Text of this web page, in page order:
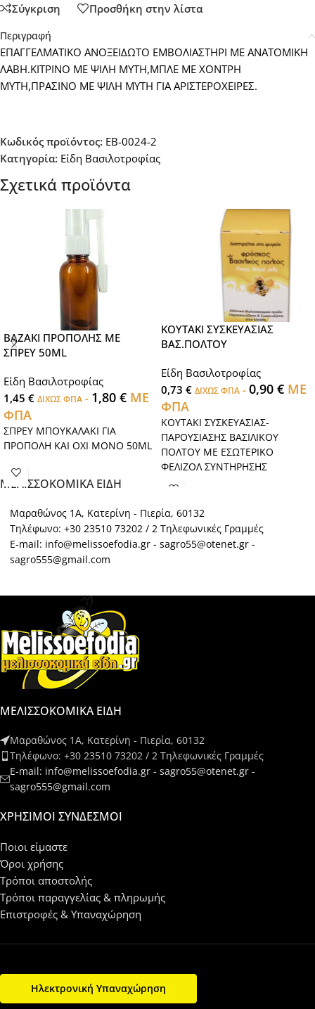
Σύγκριση Προσθήκη στην λίστα
Περιγραφή
ΕΠΑΓΓΕΛΜΑΤΙΚΟ ΑΝΟΞΕΙΔΩΤΟ ΕΜΒΟΛΙΑΣΤΗΡΙ ΜΕ ΑΝΑΤΟΜΙΚΗ
ΛΑΒΗ.ΚΙΤΡΙΝΟ ΜΕ ΨΙΛΗ ΜΥΤΗ,ΜΠΛΕ ΜΕ ΧΟΝΤΡΗ
ΜΥΤΗ,ΠΡΑΣΙΝΟ ΜΕ ΨΙΛΗ ΜΥΤΗ ΓΙΑ ΑΡΙΣΤΕΡΟΧΕΙΡΕΣ.
Κωδικός προϊόντος: EB-0024-2
Κατηγορία: Είδη Βασιλοτροφίας
Σχετικά προϊόντα
ΒΑΖΑΚΙ ΠΡΟΠΟΛΗΣ ΜΕ
ΣΠΡΕΥ 50ML
Είδη Βασιλοτροφίας
1,45 € ΔΙΧΩΣ ΦΠΑ - 1,80 € ΜΕ
ΦΠΑ
ΣΠΡΕΥ ΜΠΟΥΚΑΛΑΚΙ ΓΙΑ
ΠΡΟΠΟΛΗ ΚΑΙ ΟΧΙ ΜΟΝΟ 50ML
ΚΟΥΤΑΚΙ ΣΥΣΚΕΥΑΣΙΑΣ
ΒΑΣ.ΠΟΛΤΟΥ
Είδη Βασιλοτροφίας
0,73 € ΔΙΧΩΣ ΦΠΑ - 0,90 € ΜΕ
ΦΠΑ
ΚΟΥΤΑΚΙ ΣΥΣΚΕΥΑΣΙΑΣ-
ΠΑΡΟΥΣΙΑΣΗΣ ΒΑΣΙΛΙΚΟΥ
ΠΟΛΤΟΥ ΜΕ ΕΣΩΤΕΡΙΚΟ
ΦΕΛΙΖΟΛ ΣΥΝΤΗΡΗΣΗΣ
ΜΕΛΙΣΣΟΚΟΜΙΚΑ ΕΙΔΗ
Μαραθώνος 1Α, Κατερίνη - Πιερία, 60132
Τηλέφωνο: +30 23510 73202 / 2 Τηλεφωνικές Γραμμές
E-mail: info@melissoefodia.gr - sagro55@otenet.gr -
sagro555@gmail.com
ΜΕΛΙΣΣΟΚΟΜΙΚΑ ΕΙΔΗ
Μαραθώνος 1Α, Κατερίνη - Πιερία, 60132
Τηλέφωνο: +30 23510 73202 / 2 Τηλεφωνικές Γραμμές
E-mail: info@melissoefodia.gr - sagro55@otenet.gr -
sagro555@gmail.com
ΧΡΉΣΙΜΟΙ ΣΎΝΔΕΣΜΟΙ
Ποιοι είμαστε
Όροι χρήσης
Τρόποι αποστολής
Τρόποι παραγγελίας & πληρωμής
Επιστροφές & Υπαναχώρηση
Ηλεκτρονική Υπαναχώρηση